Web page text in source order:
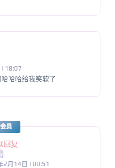
18:07
哈哈给我笑软了
会员
回复
2月14日 | 00:51